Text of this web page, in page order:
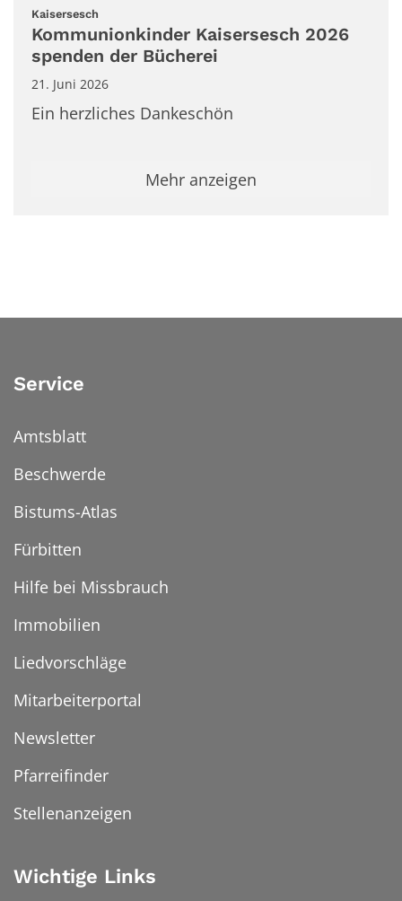
Kaisersesch
Kommunionkinder Kaisersesch 2026
spenden der Bücherei
21. Juni 2026
Ein herzliches Dankeschön
Mehr anzeigen
Service
Amtsblatt
Beschwerde
Bistums-Atlas
Fürbitten
Hilfe bei Missbrauch
Immobilien
Liedvorschläge
Mitarbeiterportal
Newsletter
Pfarreifinder
Stellenanzeigen
Wichtige Links